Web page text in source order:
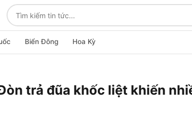
Biển Đông Hoa Kỳ
trả đũa khốc liệt khiến